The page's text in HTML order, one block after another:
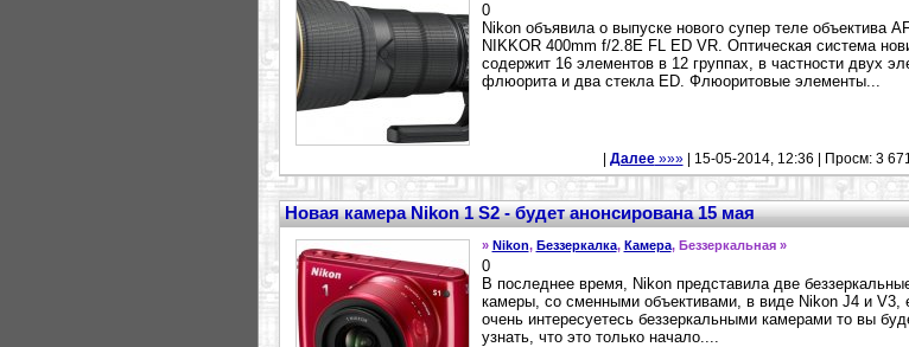
0
Nikon объявила о выпуске нового супер теле объектива
NIKKOR 400mm f/2.8E FL ED VR. Оптическая система
содержит 16 элементов в 12 группах, в частности двух
флюорита и два стекла ED. Флюоритовые элементы...
Далее»»»| 15-05-2014, 12:36 | Просм: 3
Новая камера Nikon 1 S2 - будет анонсирована 15 мая
» Nikon, Беззеркалка, Камера, Беззеркальная »
0
В последнее время, Nikon представила две
камеры, со сменными объективами, в виде Nikon J4 и V3,
очень интересуетесь беззеркальными камерами то вы
узнать, что это только начало....